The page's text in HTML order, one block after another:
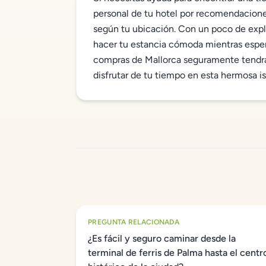
personal de tu hotel por
según tu ubicación. Con un poco de
hacer tu estancia cómoda mientras
compras de Mallorca seguramente
disfrutar de tu tiempo en esta hermosa
PREGUNTA RELACIONADA
¿Es fácil y seguro caminar desde la
terminal de ferris de Palma hasta el